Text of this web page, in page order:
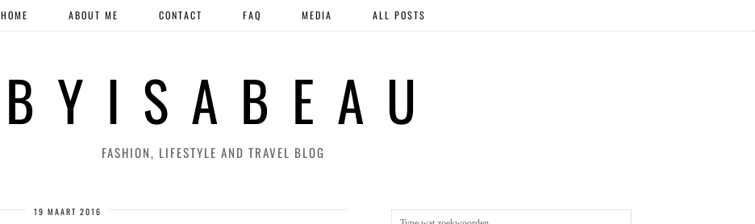
B Y I S A B E A U
FASHION, LIFESTYLE AND TRAVEL BLOG
HOME ABOUT ME CONTACT FAQ MEDIA ALL POSTS
19 MAART 2016